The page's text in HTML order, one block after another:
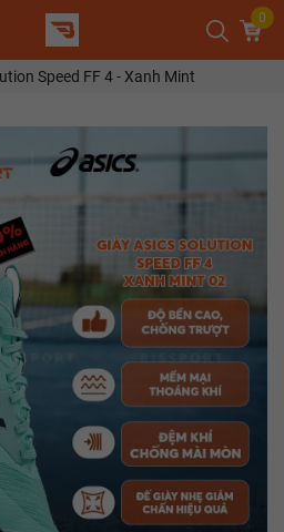
0
Speed FF 4 - Xanh Mint